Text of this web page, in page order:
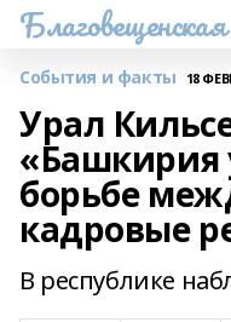
События и факты 18
Урал
«Башкирия
борьбе
кадровые
В республике